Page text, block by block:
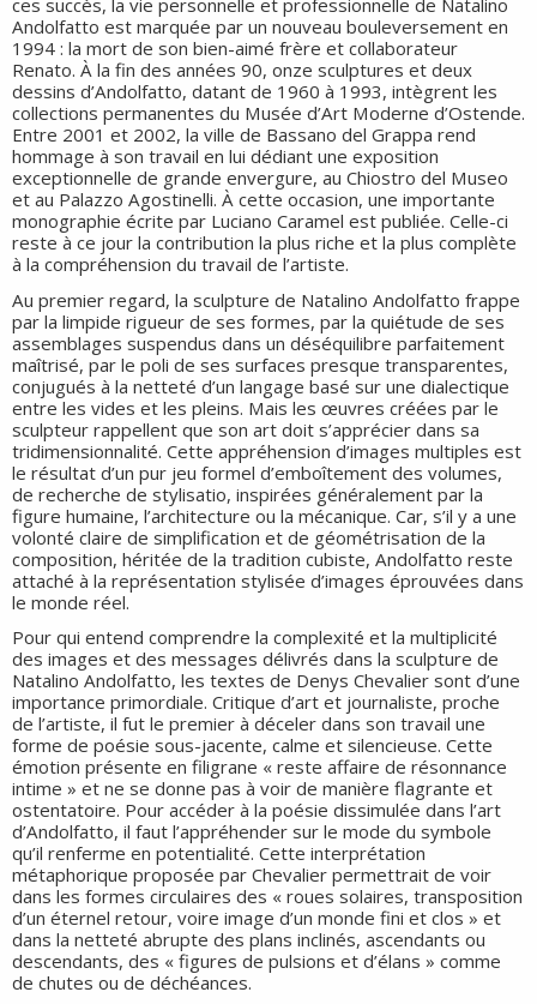
ces succès, la vie personnelle et professionnelle de Natalino
Andolfatto est marquée par un nouveau bouleversement en
1994 : la mort de son bien-aimé frère et collaborateur
Renato. À la fin des années 90, onze sculptures et deux
dessins d’Andolfatto, datant de 1960 à 1993, intègrent les
collections permanentes du Musée d’Art Moderne d’Ostende.
Entre 2001 et 2002, la ville de Bassano del Grappa rend
hommage à son travail en lui dédiant une exposition
exceptionnelle de grande envergure, au Chiostro del Museo
et au Palazzo Agostinelli. À cette occasion, une importante
monographie écrite par Luciano Caramel est publiée. Celle-ci
reste à ce jour la contribution la plus riche et la plus complète
à la compréhension du travail de l’artiste.
Au premier regard, la sculpture de Natalino Andolfatto frappe
par la limpide rigueur de ses formes, par la quiétude de ses
assemblages suspendus dans un déséquilibre parfaitement
maîtrisé, par le poli de ses surfaces presque transparentes,
conjugués à la netteté d’un langage basé sur une dialectique
entre les vides et les pleins. Mais les œuvres créées par le
sculpteur rappellent que son art doit s’apprécier dans sa
tridimensionnalité. Cette appréhension d’images multiples est
le résultat d’un pur jeu formel d’emboîtement des volumes,
de recherche de stylisatio, inspirées généralement par la
figure humaine, l’architecture ou la mécanique. Car, s’il y a une
volonté claire de simplification et de géométrisation de la
composition, héritée de la tradition cubiste, Andolfatto reste
attaché à la représentation stylisée d’images éprouvées dans
le monde réel.
Pour qui entend comprendre la complexité et la multiplicité
des images et des messages délivrés dans la sculpture de
Natalino Andolfatto, les textes de Denys Chevalier sont d’une
importance primordiale. Critique d’art et journaliste, proche
de l’artiste, il fut le premier à déceler dans son travail une
forme de poésie sous-jacente, calme et silencieuse. Cette
émotion présente en filigrane « reste affaire de résonnance
intime » et ne se donne pas à voir de manière flagrante et
ostentatoire. Pour accéder à la poésie dissimulée dans l’art
d’Andolfatto, il faut l’appréhender sur le mode du symbole
qu’il renferme en potentialité. Cette interprétation
métaphorique proposée par Chevalier permettrait de voir
dans les formes circulaires des « roues solaires, transposition
d’un éternel retour, voire image d’un monde fini et clos » et
dans la netteté abrupte des plans inclinés, ascendants ou
descendants, des « figures de pulsions et d’élans » comme
de chutes ou de déchéances.